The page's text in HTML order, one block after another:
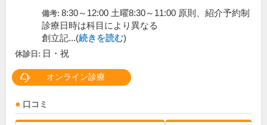
備考: 8:30～12:00 土曜8:30～11:00 原則、紹介予約制
診療日時は科目により異なる
創立記...(続きを読む)
休診日: 日・祝
オンライン診療
口コミ